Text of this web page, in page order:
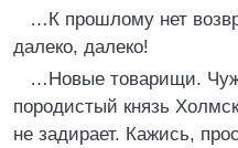
…К прошлому нет
далеко, далеко!
…Новые товарищи.
породистый князь
не задирает. Кажись,